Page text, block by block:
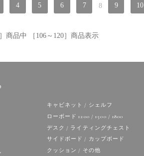
4 5 6 7 8 9 10
］商品中 ［106～120］商品表示
キャビネット / シェルフ
ローボード 1200 / 1500 / 1800
デスク / ライティングチェスト
サイドボード / カップボード
クッション / その他